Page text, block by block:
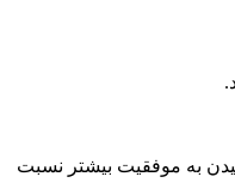
به موفقیت بیشتر نسبت